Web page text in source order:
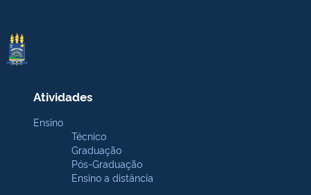
Atividades
Ensino
Técnico
Graduação
Pós-Graduação
Ensino a distância